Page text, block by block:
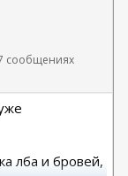
сообщениях
лба и бровей,